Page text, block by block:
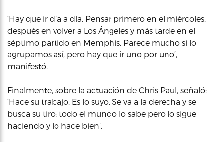
‘Hay que ir día a día. Pensar primero en el miércoles,
después en volver a Los Ángeles y más tarde en el
séptimo partido en Memphis. Parece mucho si lo
agrupamos así, pero hay que ir uno por uno’,
manifestó.
Finalmente, sobre la actuación de Chris Paul, señaló:
‘Hace su trabajo. Es lo suyo. Se va a la derecha y se
busca su tiro; todo el mundo lo sabe pero lo sigue
haciendo y lo hace bien’.